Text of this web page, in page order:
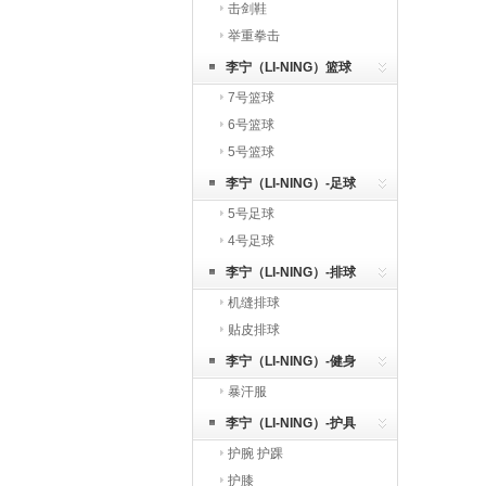
击剑鞋
举重拳击
李宁（LI-NING）篮球
7号篮球
6号篮球
5号篮球
李宁（LI-NING）-足球
5号足球
4号足球
李宁（LI-NING）-排球
机缝排球
贴皮排球
李宁（LI-NING）-健身
暴汗服
李宁（LI-NING）-护具
护腕 护踝
护膝